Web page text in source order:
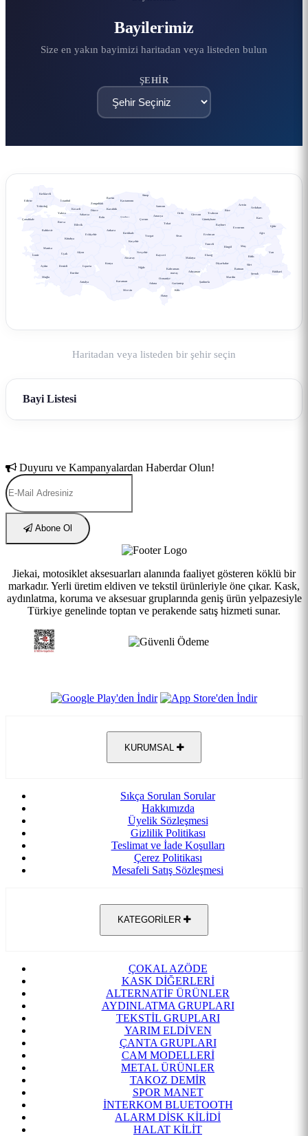
Bayilerimiz
Size en yakın bayimizi haritadan veya listeden bulun
ŞEHIR
Adana
Adıyaman
Afyon
Ağrı
Amasya
Ankara
Antalya
Artvin
Aydın
Balıkesir
Bilecik
Bingöl
Bitlis
Bolu
Burdur
Bursa
Çanakkale
Çankırı
Çorum
Denizli
Diyarbakır
Edirne
Elazığ
Erzincan
Erzurum
Eskişehir
Gaziantep
Giresun
Gümüşhane
Hakkari
Hatay
Isparta
Mersin
İstanbul
İzmir
Kars
Kastamonu
Kayseri
Kırklareli
Kırşehir
Kocaeli
Konya
Kütahya
Malatya
Manisa
Kahraman-
maraş
Mardin
Muğla
Muş
Nevşehir
Niğde
Ordu
Rize
Sakarya
Samsun
Siirt
Sinop
Sivas
Tekirdağ
Tokat
Trabzon
Tunceli
Şanlıurfa
Uşak Van
Yozgat
Zonguldak
Aksaray
Bayburt
Karaman
Kırıkkale
Batman
Şırnak
Bartın
Ardahan
Iğdır
Yalova
Karabük
Kilis
Osmaniye
Düzce
Bayi Listesi
Duyuru ve Kampanyalardan Haberdar Olun!
Abone Ol
Jiekai, motosiklet aksesuarları alanında faaliyet gösteren köklü bir
markadır. Yerli üretim eldiven ve tekstil ürünleriyle öne çıkar. Kask,
aydınlatma, koruma ve aksesuar gruplarında geniş ürün yelpazesiyle
Türkiye genelinde toptan ve perakende satış hizmeti sunar.
KURUMSAL
Sıkça Sorulan Sorular
Hakkımızda
Üyelik Sözleşmesi
Gizlilik Politikası
Teslimat ve İade Koşulları
Çerez Politikası
Mesafeli Satış Sözleşmesi
KATEGORİLER
ÇOKAL AZÖDE
KASK DİĞERLERİ
ALTERNATİF ÜRÜNLER
AYDINLATMA GRUPLARI
TEKSTİL GRUPLARI
YARIM ELDİVEN
ÇANTA GRUPLARI
CAM MODELLERİ
METAL ÜRÜNLER
TAKOZ DEMİR
SPOR MANET
İNTERKOM BLUETOOTH
ALARM DİSK KİLİDİ
HALAT KİLİT